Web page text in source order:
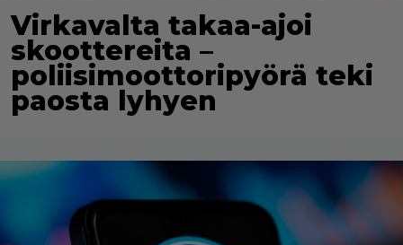
Virkavalta takaa-ajoi
skoottereita –
poliisimoottoripyörä teki
paosta lyhyen